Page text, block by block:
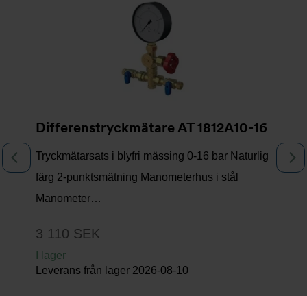
Differenstryckmätare AT 1812A10-16
Tryckmätarsats i blyfri mässing 0-16 bar Naturlig
färg 2-punktsmätning Manometerhus i stål
Manometer…
3 110 SEK
I lager
Leverans från lager 2026-08-10
Föregående